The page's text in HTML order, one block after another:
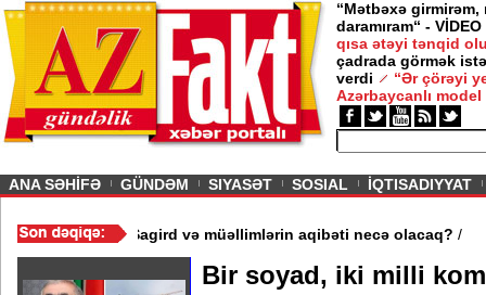
“Mətbəxə girmirəm,
daramıram“ - VİDEO
qısa ətəyi tənqid
çadrada görmək
verdi
“Ər çörəyi
Azərbaycanlı model
ANA SƏHİFƏ GÜNDƏM SIYASƏT SOSIAL İQTISADIYYAT
3 məktəb bağlandı - Şagird və müəllimlərin aqibəti necə
Bir soyad, iki milli